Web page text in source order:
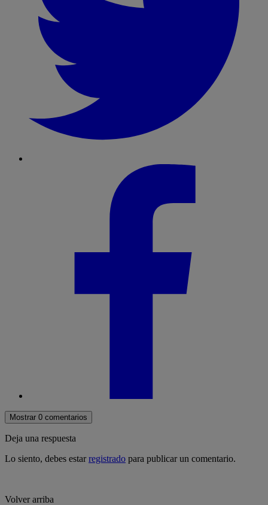
Mostrar 0 comentarios
Deja una respuesta
Lo siento, debes estarregistrado para publicar un comentario.
Volver arriba